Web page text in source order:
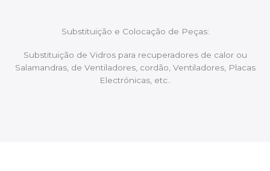
Substituição e Colocação de Peças:
Substituição de Vidros para recuperadores de calor ou
Salamandras, de Ventiladores, cordão, Ventiladores, Placas
Electrónicas, etc..